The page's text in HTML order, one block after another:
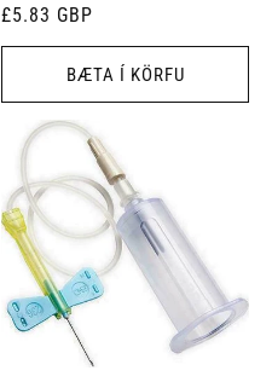
Venjulegt
verð
£5.83 GBP
BÆTA Í KÖRFU